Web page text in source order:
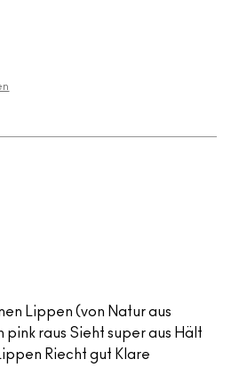
Lippen (von Natur aus
raus Sieht super aus Hält
Riecht gut Klare